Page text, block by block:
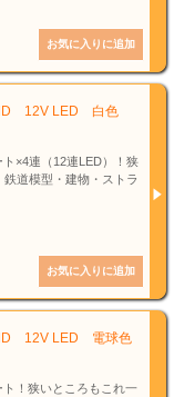
12V LED 白色
×4連（12連LED）！狭
道模型・建物・ストラ
12V LED 電球色
！狭いところもこれ一